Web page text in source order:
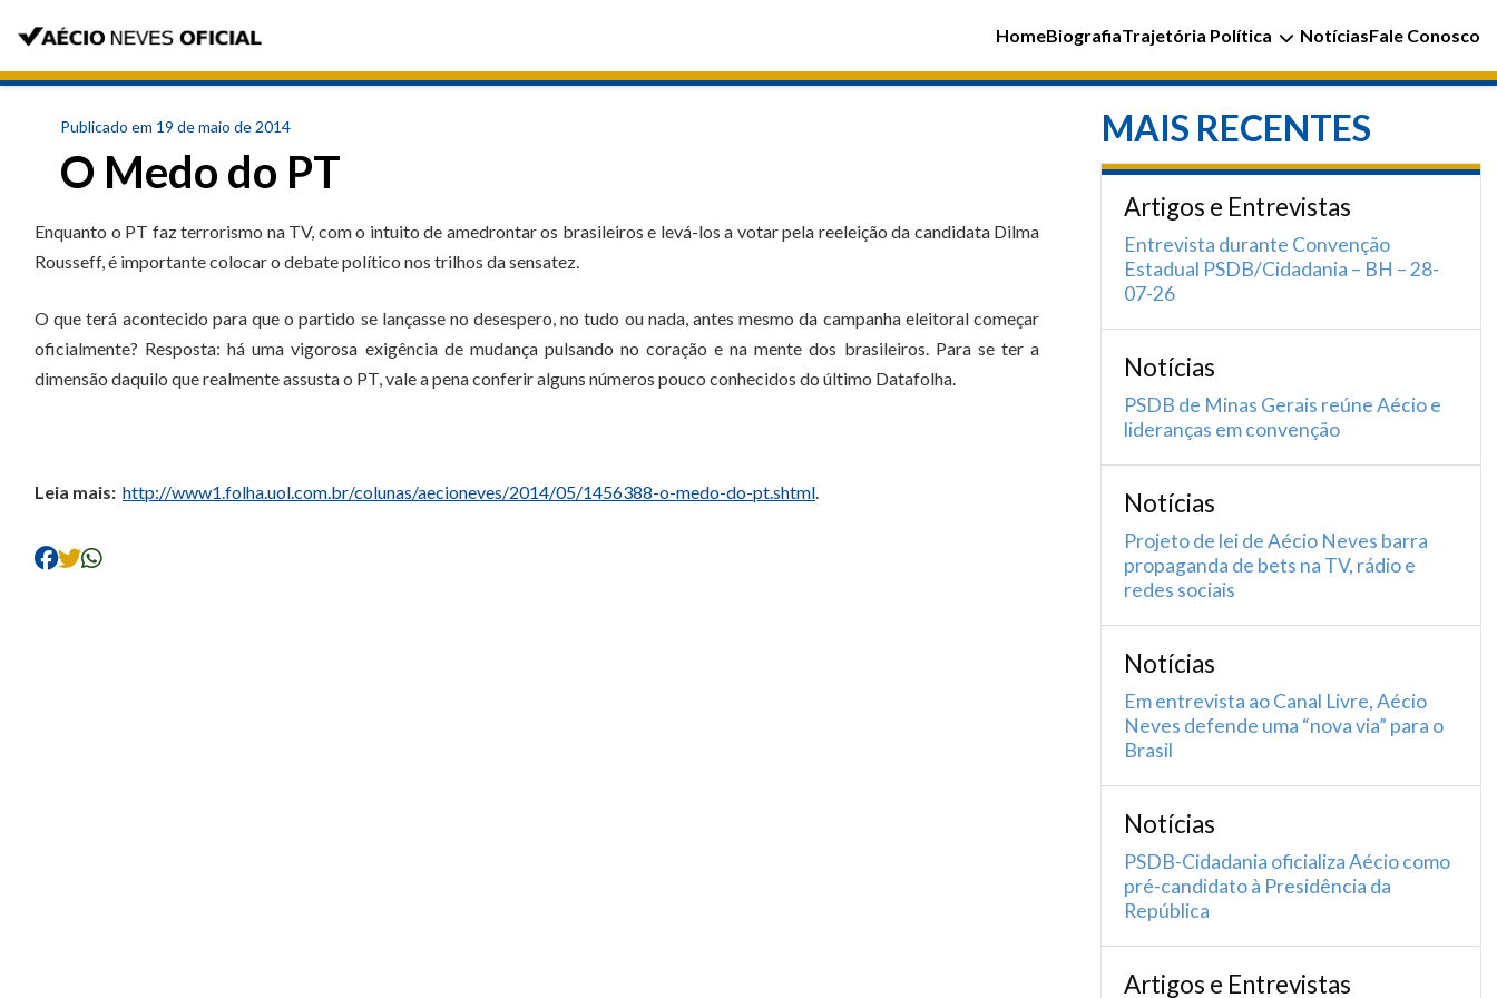
HomeBiografiaTrajetória Política NotíciasFale Conosco
Publicado em 19 de maio de 2014
O Medo do PT
Enquanto o PT faz terrorismo na TV, com o intuito de amedrontar os brasileiros e levá-los a votar pela reeleição da candidata Dilma
Rousseff, é importante colocar o debate político nos trilhos da sensatez.
O que terá acontecido para que o partido se lançasse no desespero, no tudo ou nada, antes mesmo da campanha eleitoral começar
oficialmente? Resposta: há uma vigorosa exigência de mudança pulsando no coração e na mente dos brasileiros. Para se ter a
dimensão daquilo que realmente assusta o PT, vale a pena conferir alguns números pouco conhecidos do último Datafolha.
Leia mais: http://www1.folha.uol.com.br/colunas/aecioneves/2014/05/1456388-o-medo-do-pt.shtml.
MAIS RECENTES
Artigos e Entrevistas
Entrevista durante Convenção
Estadual PSDB/Cidadania – BH – 28-
07-26
Notícias
PSDB de Minas Gerais reúne Aécio e
lideranças em convenção
Notícias
Projeto de lei de Aécio Neves barra
propaganda de bets na TV, rádio e
redes sociais
Notícias
Em entrevista ao Canal Livre, Aécio
Neves defende uma “nova via” para o
Brasil
Notícias
PSDB-Cidadania oficializa Aécio como
pré-candidato à Presidência da
República
Artigos e Entrevistas